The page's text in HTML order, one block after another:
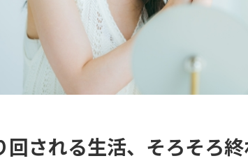
回される生活、そろそろ